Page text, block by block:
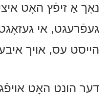
נאָך אַ זיפֿץ האָט
געפֿרעגט, אי
הייסט עס, אויך
דער הונט האָט